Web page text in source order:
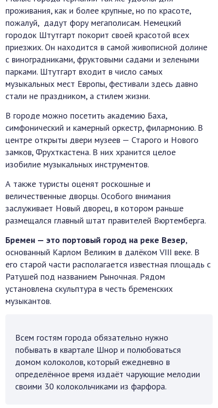
проживания, как и более крупные, но по красоте,
пожалуй, дадут фору мегаполисам. Немецкий
городок Штутгарт покорит своей красотой всех
приезжих. Он находится в самой живописной долине
с виноградниками, фруктовыми садами и зелеными
парками. Штутгарт входит в число самых
музыкальных мест Европы, фестивали здесь давно
стали не праздником, а стилем жизни.
В городе можно посетить академию Баха,
симфонический и камерный оркестр, филармонию. В
центре открыты двери музеев — Старого и Нового
замков, Фрухткастена. В них хранится целое
изобилие музыкальных инструментов.
А также туристы оценят роскошные и
величественные дворцы. Особого внимания
заслуживает Новый дворец, в котором раньше
размещался главный штат правителей Вюртемберга.
Бремен — это портовый город на реке Везер,
основанный Карлом Великим в далёком VIII веке. В
его старой части располагается известная площадь с
Ратушей под названием Рыночная. Рядом
установлена скульптура в честь бременских
музыкантов.
Всем гостям города обязательно нужно
побывать в квартале Шнор и полюбоваться
домом колоколов, который ежедневно в
определённое время издаёт чарующие мелодии
своими 30 колокольчиками из фарфора.